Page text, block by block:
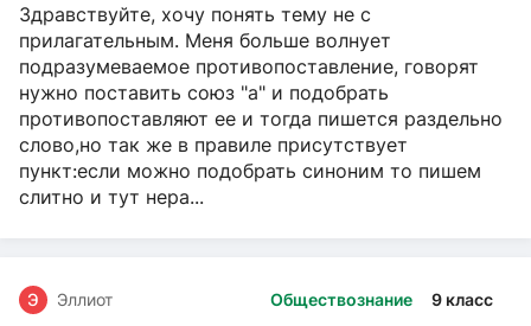
Здравствуйте, хочу понять тему не с
прилагательным. Меня больше волнует
подразумеваемое противопоставление, говорят
нужно поставить союз "а" и подобрать
противопоставляют ее и тогда пишется раздельно
слово,но так же в правиле присутствует
пункт:если можно подобрать синоним то пишем
слитно и тут нера...
Обществознание 9 класс
Э Эллиот